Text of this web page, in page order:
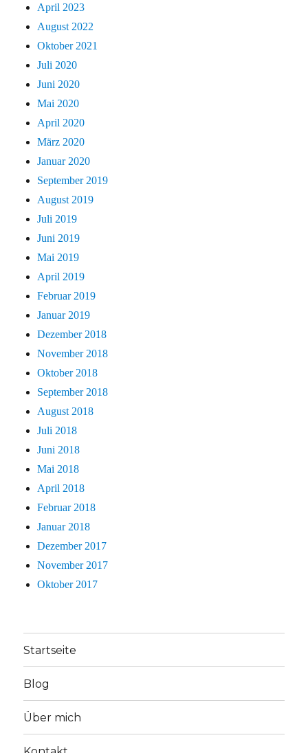
April 2023
August 2022
Oktober 2021
Juli 2020
Juni 2020
Mai 2020
April 2020
März 2020
Januar 2020
September 2019
August 2019
Juli 2019
Juni 2019
Mai 2019
April 2019
Februar 2019
Januar 2019
Dezember 2018
November 2018
Oktober 2018
September 2018
August 2018
Juli 2018
Juni 2018
Mai 2018
April 2018
Februar 2018
Januar 2018
Dezember 2017
November 2017
Oktober 2017
Startseite
Blog
Über mich